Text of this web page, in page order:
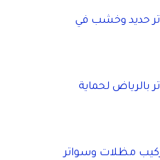
سواتر حديد وخشب في
سواتر بالرياض لحماية
تركيب مظلات وسواتر